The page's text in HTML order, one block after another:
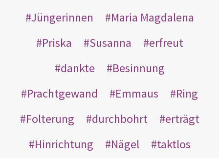
Jüngerinnen
Maria Magdalena
Priska
Susanna
erfreut
dankte
Besinnung
Prachtgewand
Emmaus
Ring
Folterung
durchbohrt
erträgt
Hinrichtung
Nägel
taktlos